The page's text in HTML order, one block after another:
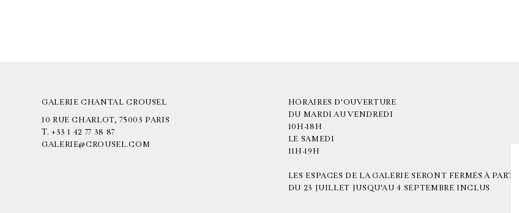
GALERIE CHANTAL CROUSEL
10 RUE CHARLOT, 75003 PARIS
T. +33 1 42 77 38 87
GALERIE@CROUSEL.COM
HORAIRES D'OUVERTURE
DU MARDI AU VENDREDI
10H-18H
LE SAMEDI
11H-19H
LES ESPACES DE LA GALERIE SERONT FERMÉS À PARTIR
DU 23 JUILLET JUSQU'AU 4 SEPTEMBRE INCLUS